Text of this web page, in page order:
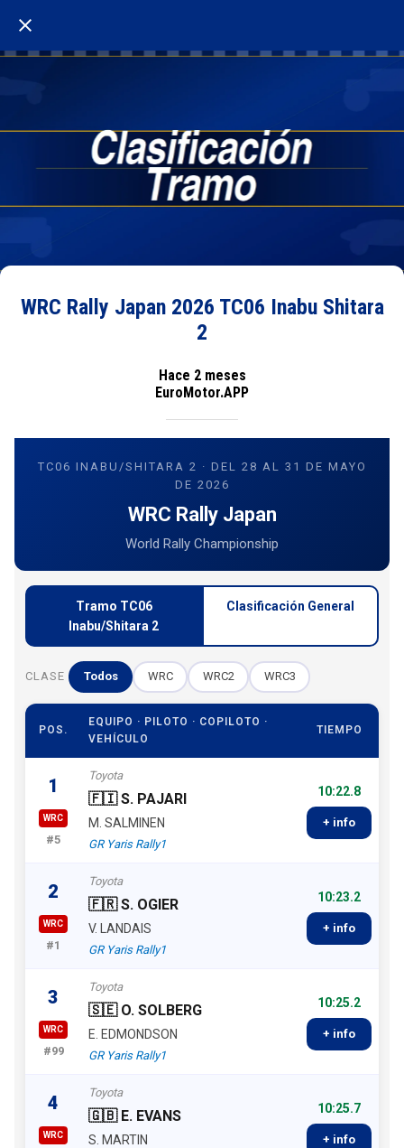
WRC Rally Japan 2026 TC06 Inabu Shitara
2
Hace 2 meses
EuroMotor.APP
TC06 INABU/SHITARA 2 · DEL 28 AL 31 DE MAYO
DE 2026
WRC Rally Japan
World Rally Championship
Tramo TC06
Inabu/Shitara 2
Clasificación General
CLASE Todos WRC WRC2 WRC3
POS.
EQUIPO · PILOTO · COPILOTO ·
VEHÍCULO
TIEMPO
1
WRC
#5
Toyota
🇫🇮 S. PAJARI
M. SALMINEN
GR Yaris Rally1
10:22.8
+ info
2
WRC
#1
Toyota
🇫🇷 S. OGIER
V. LANDAIS
GR Yaris Rally1
10:23.2
+ info
3
WRC
#99
Toyota
🇸🇪 O. SOLBERG
E. EDMONDSON
GR Yaris Rally1
10:25.2
+ info
4
WRC
Toyota
🇬🇧 E. EVANS
S. MARTIN
10:25.7
+ info